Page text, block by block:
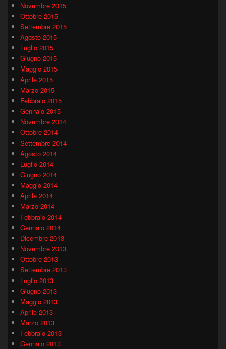
Novembre 2015
Ottobre 2015
Settembre 2015
Agosto 2015
Luglio 2015
Giugno 2015
Maggio 2015
Aprile 2015
Marzo 2015
Febbraio 2015
Gennaio 2015
Novembre 2014
Ottobre 2014
Settembre 2014
Agosto 2014
Luglio 2014
Giugno 2014
Maggio 2014
Aprile 2014
Marzo 2014
Febbraio 2014
Gennaio 2014
Dicembre 2013
Novembre 2013
Ottobre 2013
Settembre 2013
Luglio 2013
Giugno 2013
Maggio 2013
Aprile 2013
Marzo 2013
Febbraio 2013
Gennaio 2013